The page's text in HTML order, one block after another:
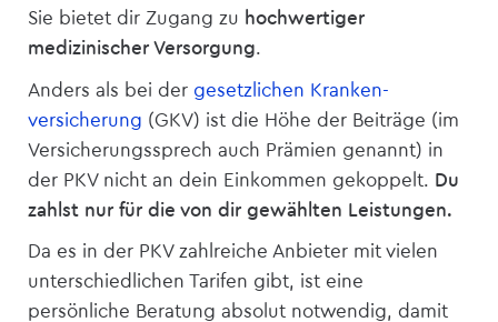
Sie bietet dir Zugang zu hochwertiger
medizinischer Versorgung.
Anders als bei der gesetzlichen Kranken­
versicherung (GKV) ist die Höhe der Beiträge (im
Versicherungssprech auch Prämien genannt) in
der PKV nicht an dein Einkommen gekoppelt. Du
zahlst nur für die von dir gewählten Leistungen.
Da es in der PKV zahlreiche Anbieter mit vielen
unterschiedlichen Tarifen gibt, ist eine
persönliche Beratung absolut notwendig, damit